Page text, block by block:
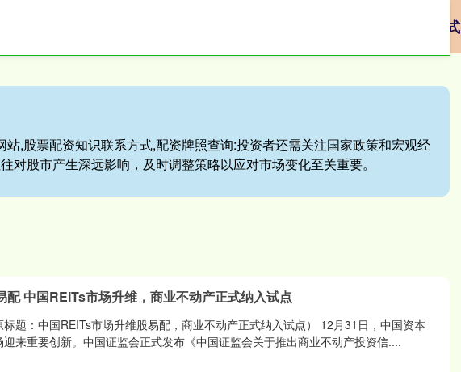
股票配资知识联系方式
,股票配资知识联系方式,配资牌照查询:投资者还需关注国家政策和宏观经
对股市产生深远影响，及时调整策略以应对市场变化至关重要。
配 中国REITs市场升维，商业不动产正式纳入试点
标题：中国REITs市场升维股易配，商业不动产正式纳入试点） 12月31日，中国资本
迎来重要创新。中国证监会正式发布《中国证监会关于推出商业不动产投资信....